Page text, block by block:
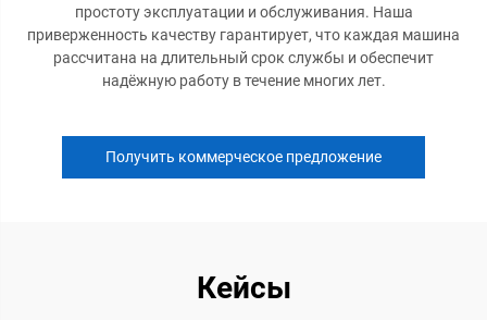
простоту эксплуатации и обслуживания. Наша
приверженность качеству гарантирует, что каждая машина
рассчитана на длительный срок службы и обеспечит
надёжную работу в течение многих лет.
Получить коммерческое предложение
Кейсы